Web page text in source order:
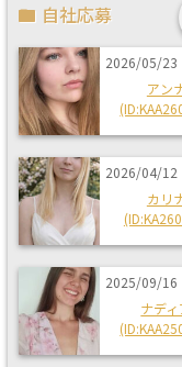
自社応募
2026/05/23
アン
2026/04/12
カリ
2025/09/16
ナディ